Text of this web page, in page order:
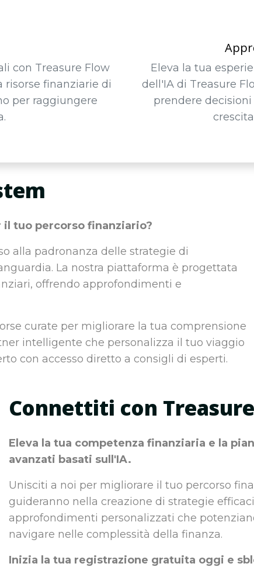
con Treasure Flow
risorse finanziarie di
per raggiungere
Eleva la tua
dell'IA di Treasure
prendere
tuo percorso finanziario?
alla padronanza delle strategie di
La nostra piattaforma è progettata
offrendo approfondimenti e
curate per migliorare la tua comprensione
intelligente che personalizza il tuo viaggio
con accesso diretto a consigli di esperti.
Connettiti con
Eleva la tua competenza finanziaria e la
avanzati basati sull'IA.
Unisciti a noi per migliorare il tuo percorso
guideranno nella creazione di strategie
approfondimenti personalizzati che
navigare nelle complessità della finanza.
Inizia la tua registrazione gratuita oggi e